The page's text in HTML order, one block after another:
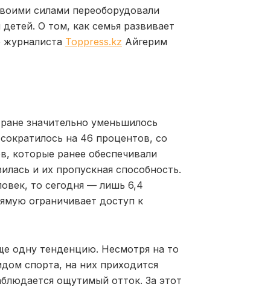
силами переоборудовали
О том, как семья развивает
Toppress.kz Айгерим
значительно уменьшилось
на 46 процентов, со
которые ранее обеспечивали
и их пропускная способность.
то сегодня — лишь 6,4
ограничивает доступ к
одну тенденцию. Несмотря на то
спорта, на них приходится
ощутимый отток. За этот